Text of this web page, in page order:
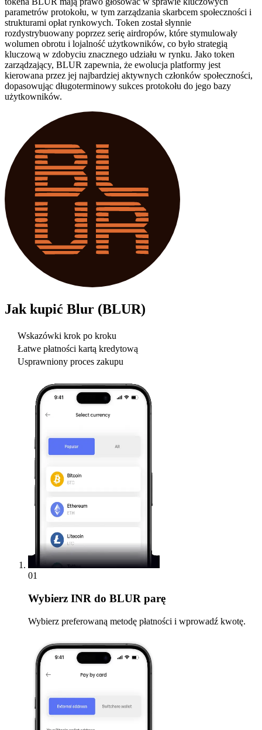
parametrów protokołu, w tym zarządzania skarbcem społeczności i
strukturami opłat rynkowych. Token został słynnie
rozdystrybuowany poprzez serię airdropów, które stymulowały
wolumen obrotu i lojalność użytkowników, co było strategią
kluczową w zdobyciu znacznego udziału w rynku. Jako token
zarządzający, BLUR zapewnia, że ewolucja platformy jest
kierowana przez jej najbardziej aktywnych członków społeczności,
dopasowując długoterminowy sukces protokołu do jego bazy
użytkowników.
Jak kupić Blur (BLUR)
Wskazówki krok po kroku
Łatwe płatności kartą kredytową
Usprawniony proces zakupu
01
Wybierz INR do BLUR parę
Wybierz preferowaną metodę płatności i wprowadź kwotę.